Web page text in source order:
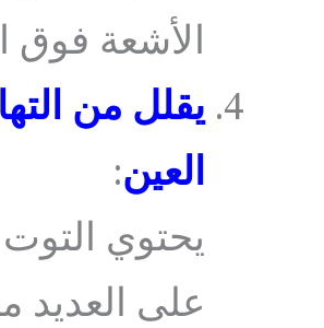
الأشعة فوق
يقلل من
العين:
يحتوي التوت
على العديد